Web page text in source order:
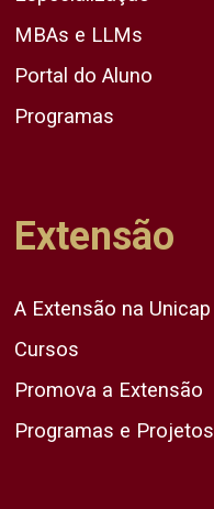
MBAs e LLMs
Portal do Aluno
Programas
Extensão
A Extensão na Unicap
Cursos
Promova a Extensão
Programas e Projetos